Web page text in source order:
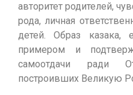
авторитет родителей,
рода, личная
детей. Образ казака,
примером и
самоотдачи ради
построивших Великую